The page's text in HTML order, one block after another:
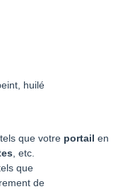
huilé
que votre portail en
, etc.
que
de